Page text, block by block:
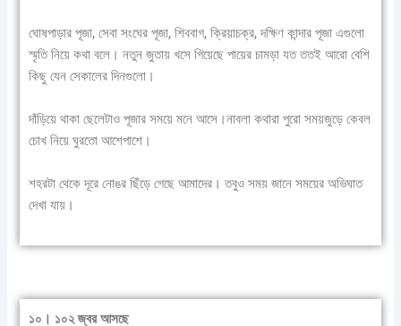
ঘোষপাড়ার পূজা, সেবা সংঘের পূজা, শিববাগ, ক্রিয়াচক্র, দক্ষিণ কান্দার পূজা এগুলো
স্মৃতি নিয়ে কথা বলে। নতুন জুতায় খসে গিয়েছে পায়ের চামড়া যত ততই আরো বেশি
কিছু যেন সেকালের দিনগুলো।
দাঁড়িয়ে থাকা ছেলেটাও পূজার সময়ে মনে আসে।নাবলা কথারা পুরো সময়জুড়ে কেবল
চোখ নিয়ে ঘুরতো আশেপাশে।
শহরটা থেকে দূরে নোঙর ছিঁড়ে গেছে আমাদের। তবুও সময় জানে সময়ের অভিঘাত
দেখা যায়।
১০। ১০২ জ্বর আসছে